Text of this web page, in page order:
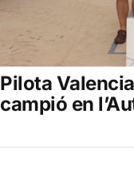
Pilota
campió en